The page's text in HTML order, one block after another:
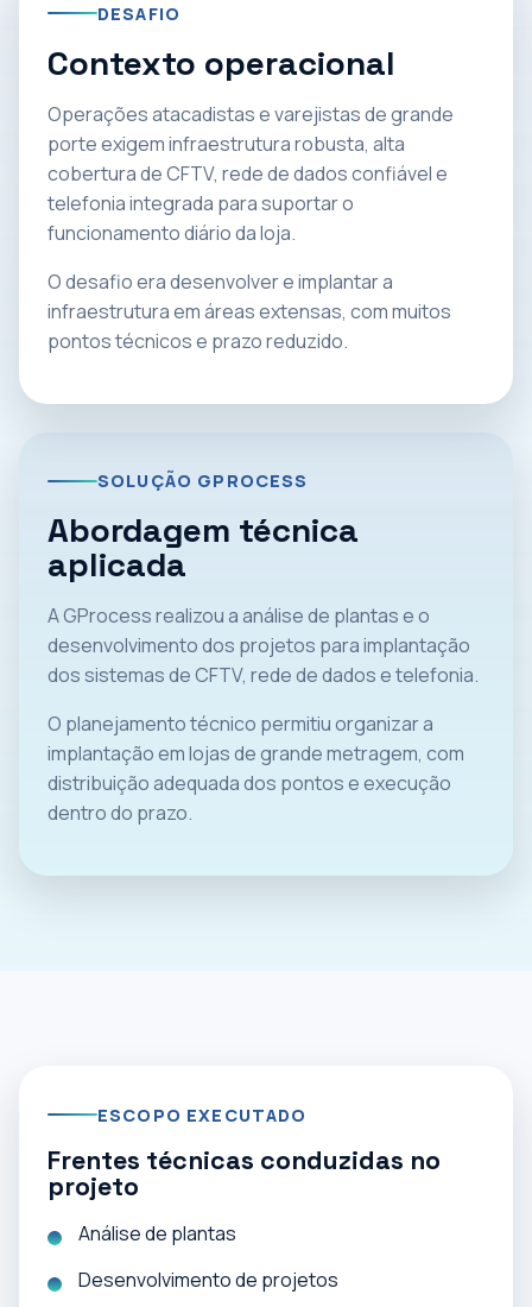
DESAFIO
Contexto operacional
Operações atacadistas e varejistas de grande
porte exigem infraestrutura robusta, alta
cobertura de CFTV, rede de dados confiável e
telefonia integrada para suportar o
funcionamento diário da loja.
O desafio era desenvolver e implantar a
infraestrutura em áreas extensas, com muitos
pontos técnicos e prazo reduzido.
SOLUÇÃO GPROCESS
Abordagem técnica
aplicada
A GProcess realizou a análise de plantas e o
desenvolvimento dos projetos para implantação
dos sistemas de CFTV, rede de dados e telefonia.
O planejamento técnico permitiu organizar a
implantação em lojas de grande metragem, com
distribuição adequada dos pontos e execução
dentro do prazo.
ESCOPO EXECUTADO
Frentes técnicas conduzidas no
projeto
Análise de plantas
Desenvolvimento de projetos